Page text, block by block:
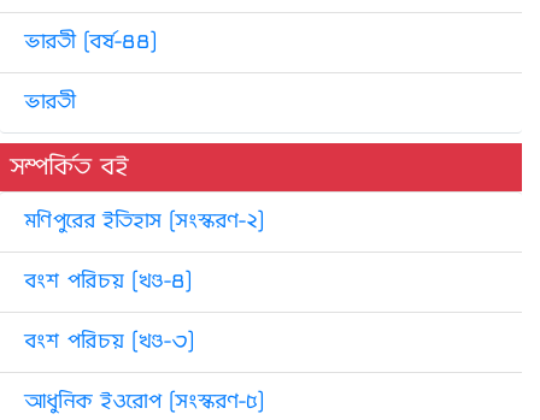
ভারতী [বর্ষ-৪৪]
ভারতী
সম্পর্কিত বই
মণিপুরের ইতিহাস [সংস্করণ-২]
বংশ পরিচয় [খণ্ড-৪]
বংশ পরিচয় [খণ্ড-৩]
আধুনিক ইওরোপ [সংস্করণ-৫]